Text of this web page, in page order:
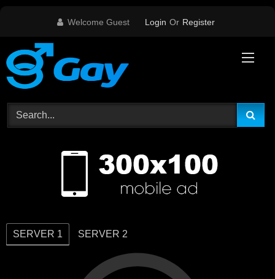
Welcome Guest Login Or Register
SERVER 1 SERVER 2